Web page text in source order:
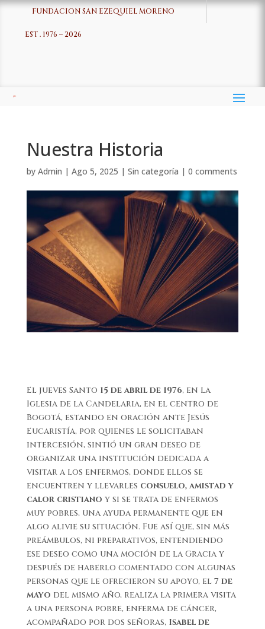
FUNDACION SAN EZEQUIEL MORENO
EST . 1976 – 2026
Nuestra Historia
by Admin | Ago 5, 2025 | Sin categoría | 0 comments
El jueves Santo 15 de abril de 1976, en la
Iglesia de la Candelaria, en el centro de
Bogotá, estando en oración ante Jesús
Eucaristía, por quienes le solicitaban
intercesión, sintió un gran deseo de
organizar una institución dedicada a
visitar a los enfermos, donde ellos se
encuentren y llevarles consuelo, amistad y
calor cristiano y si se trata de enfermos
muy pobres, una ayuda permanente que en
algo alivie su situación. Fue así que, sin más
preámbulos, ni preparativos, entendiendo
ese deseo como una moción de la Gracia y
después de haberlo comentado con algunas
personas que le ofrecieron su apoyo, el 7 de
mayo del mismo año, realiza la primera visita
a una persona pobre, enferma de cáncer,
acompañado por dos señoras, Isabel de